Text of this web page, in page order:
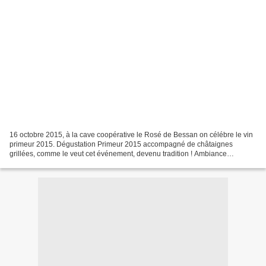
16 octobre 2015, à la cave coopérative le Rosé de Bessan on célébre le vin
primeur 2015. Dégustation Primeur 2015 accompagné de châtaignes
grillées, comme le veut cet événement, devenu tradition ! Ambiance